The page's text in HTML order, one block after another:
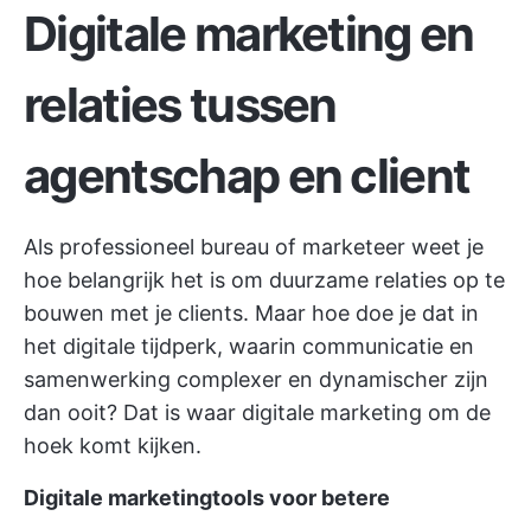
Digitale marketing en
relaties tussen
agentschap en client
Als professioneel bureau of marketeer weet je
hoe belangrijk het is om duurzame relaties op te
bouwen met je clients. Maar hoe doe je dat in
het digitale tijdperk, waarin communicatie en
samenwerking complexer en dynamischer zijn
dan ooit? Dat is waar digitale marketing om de
hoek komt kijken.
Digitale marketingtools voor betere